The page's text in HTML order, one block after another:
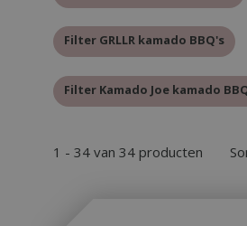
Filter GRLLR kamado BBQ's
Filter Kamado Joe kamado
1 - 34 van 34 producten